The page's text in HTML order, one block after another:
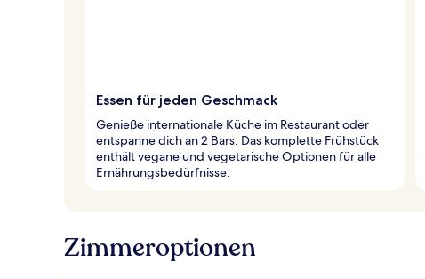
Essen für jeden Geschmack
Genieße internationale Küche im Restaurant oder
entspanne dich an 2 Bars. Das komplette Frühstück
enthält vegane und vegetarische Optionen für alle
Ernährungsbedürfnisse.
Zimmeroptionen